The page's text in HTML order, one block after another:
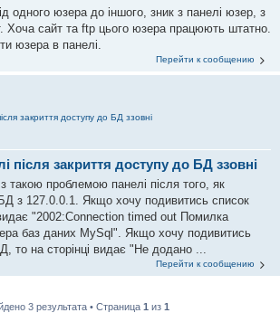
одного юзера до іншого, зник з панелі юзер, з
Хоча сайт та ftp цього юзера працюють штатно.
юзера в панелі.
Перейти к сообщению
закриття доступу до БД ззовні
після закриття доступу до БД ззовні
такою проблемою панелі після того, як
з 127.0.0.1. Якщо хочу подивитись список
"2002:Connection timed out Помилка
баз даних MySql". Якщо хочу подивитись
то на сторінці видає "Не додано ...
Перейти к сообщению
3 результата • Страница 1 из 1